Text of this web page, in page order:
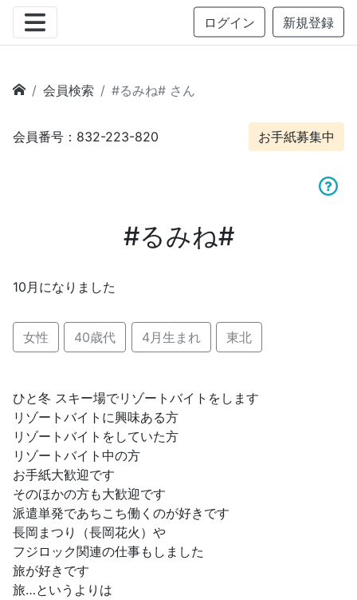
ログイン 新規登録
会員検索 #るみね# さん
会員番号：832-223-820 お手紙募集中
#るみね#
10月になりました
女性 40歳代 4月生まれ 東北
ひと冬 スキー場でリゾートバイトをします
リゾートバイトに興味ある方
リゾートバイトをしていた方
リゾートバイト中の方
お手紙大歓迎です
そのほかの方も大歓迎です
派遣単発であちこち働くのが好きです
長岡まつり（長岡花火）や
フジロック関連の仕事もしました
旅が好きです
旅…というよりは